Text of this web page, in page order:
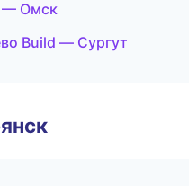
— Омск
Build — Сургут